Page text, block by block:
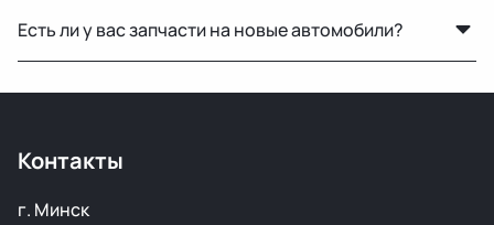
установку. Если деталь не подошла или имеет
скрытый дефект — заменим или вернём деньги.
Есть ли у вас запчасти на новые автомобили?
Контакты
г. Минск